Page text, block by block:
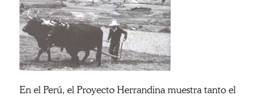
En el Perú, el Proyecto Herrandina muestra tanto el